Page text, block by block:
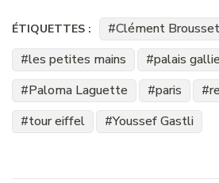
ÉTIQUETTES : Clément Brousset
les petites mains
palais
Paloma Laguette
paris
tour eiffel
Youssef Gastli